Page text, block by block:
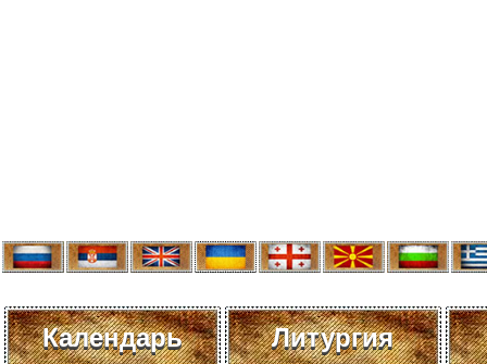
Календарь Литургия